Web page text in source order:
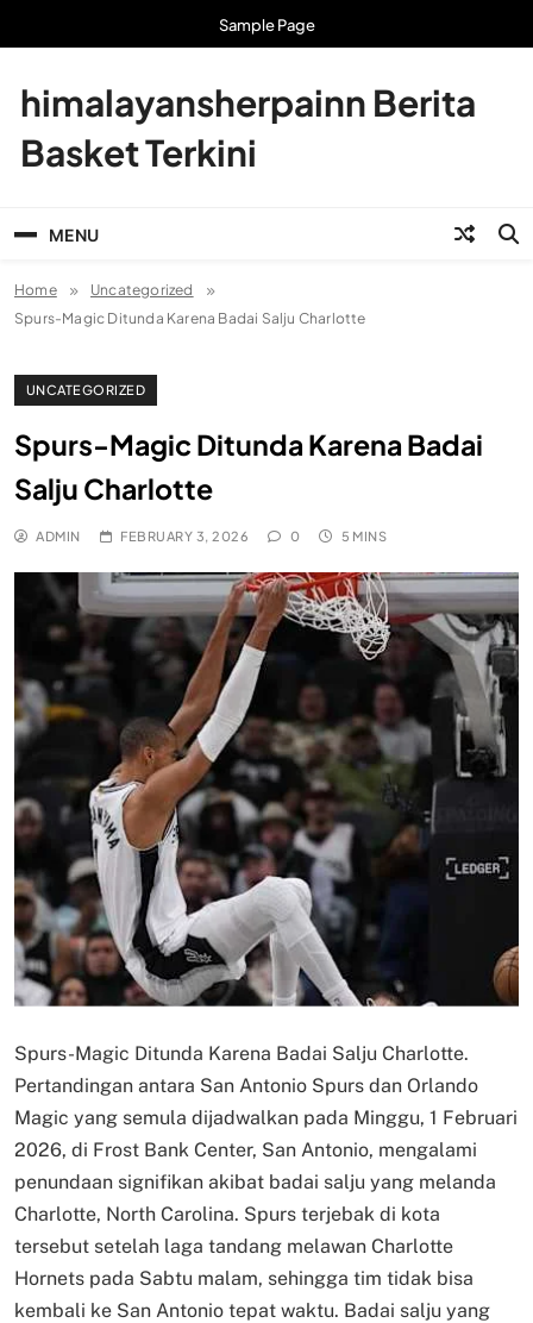
Sample Page
himalayansherpainn Berita
Basket Terkini
MENU
Home
Uncategorized
Spurs-Magic Ditunda Karena Badai Salju Charlotte
UNCATEGORIZED
Spurs-Magic Ditunda Karena Badai
Salju Charlotte
ADMIN FEBRUARY 3, 2026 0 5 MINS
Spurs-Magic Ditunda Karena Badai Salju Charlotte.
Pertandingan antara San Antonio Spurs dan Orlando
Magic yang semula dijadwalkan pada Minggu, 1 Februari
2026, di Frost Bank Center, San Antonio, mengalami
penundaan signifikan akibat badai salju yang melanda
Charlotte, North Carolina. Spurs terjebak di kota
tersebut setelah laga tandang melawan Charlotte
Hornets pada Sabtu malam, sehingga tim tidak bisa
kembali ke San Antonio tepat waktu. Badai salju yang